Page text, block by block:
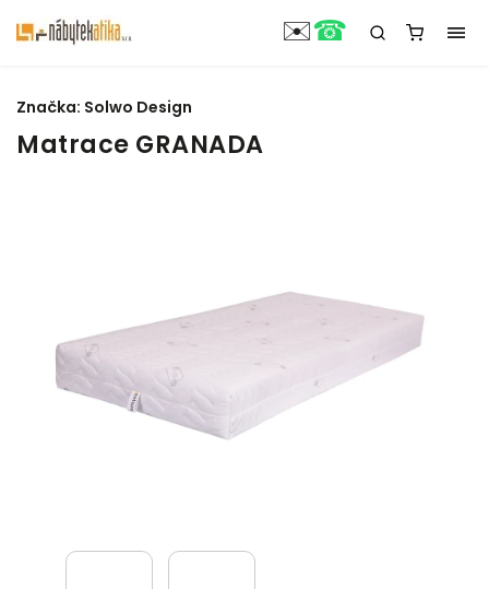
Matrace GRANADA
Značka: Solwo Design
✉️☎